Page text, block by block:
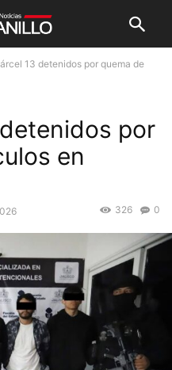
13 detenidos por quema de
por
en
0
326